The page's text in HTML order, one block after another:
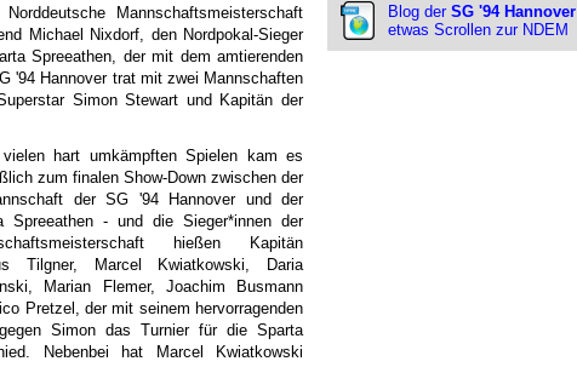
Mannschaftsmeisterschaft
Michael Nixdorf, den Nordpokal-Sieger
Spreeathen, der mit dem amtierenden
'94 Hannover trat mit zwei Mannschaften
Simon Stewart und Kapitän der
vielen hart umkämpften Spielen kam es
zum finalen Show-Down zwischen der
der SG '94 Hannover und der
Spreeathen - und die Sieger*innen der
hießen Kapitän
Tilgner, Marcel Kwiatkowski, Daria
Marian Flemer, Joachim Busmann
Pretzel, der mit seinem hervorragenden
Simon das Turnier für die Sparta
Nebenbei hat Marcel Kwiatkowski
Blog der SG '94 Hannover
etwas Scrollen zur NDEM